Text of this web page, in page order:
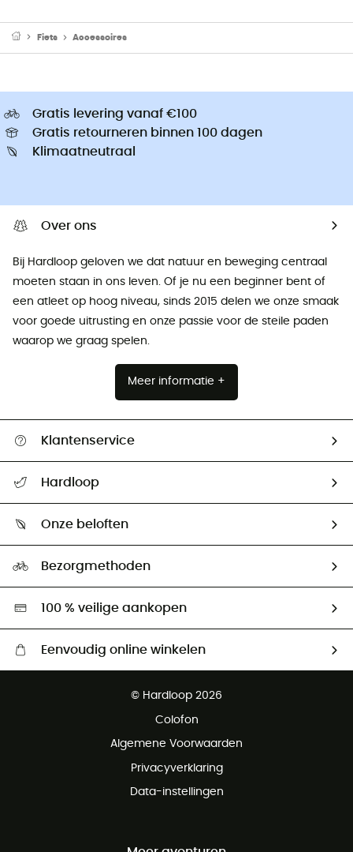
Fiets Accessoires
Gratis levering vanaf €100
Gratis retourneren binnen 100 dagen
Klimaatneutraal
Over ons
Bij Hardloop geloven we dat natuur en beweging centraal
moeten staan ​​in ons leven. Of je nu een beginner bent of
een atleet op hoog niveau, sinds 2015 delen we onze smaak
voor goede uitrusting en onze passie voor de steile paden
waarop we graag spelen.
Meer informatie +
Klantenservice
Mijn zending volgen
Retourzendingen & Terugbetalingen
Hardloop
Ambassadeurs
Onze beloften
Hardgreen
Bezorgmethoden
100 % veilige aankopen
Eenvoudig online winkelen
Gratis retourneren binnen 100 dagen
© Hardloop 2026
Colofon
Algemene Voorwaarden
Privacyverklaring
Data-instellingen